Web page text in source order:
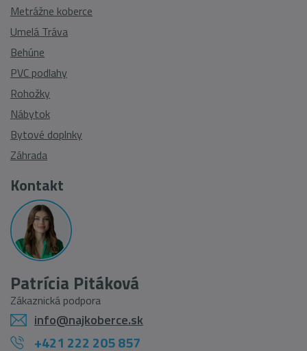
Metrážne koberce
Umelá Tráva
Behúne
PVC podlahy
Rohožky
Nábytok
Bytové doplnky
Záhrada
Kontakt
Patrícia Pitáková
Zákaznická podpora
info@najkoberce.sk
+421 222 205 857